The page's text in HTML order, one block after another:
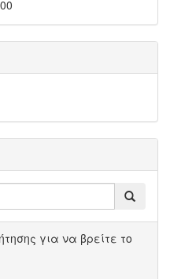
για να βρείτε το